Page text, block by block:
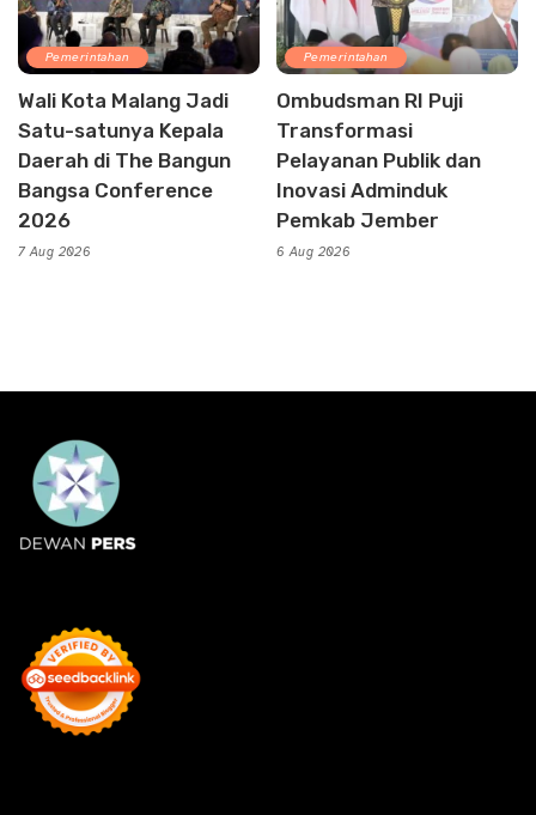
Pemerintahan
Wali Kota Malang Jadi
Satu-satunya Kepala
Daerah di The Bangun
Bangsa Conference
2026
7 Aug 2026
Pemerintahan
Ombudsman RI Puji
Transformasi
Pelayanan Publik dan
Inovasi Adminduk
Pemkab Jember
6 Aug 2026